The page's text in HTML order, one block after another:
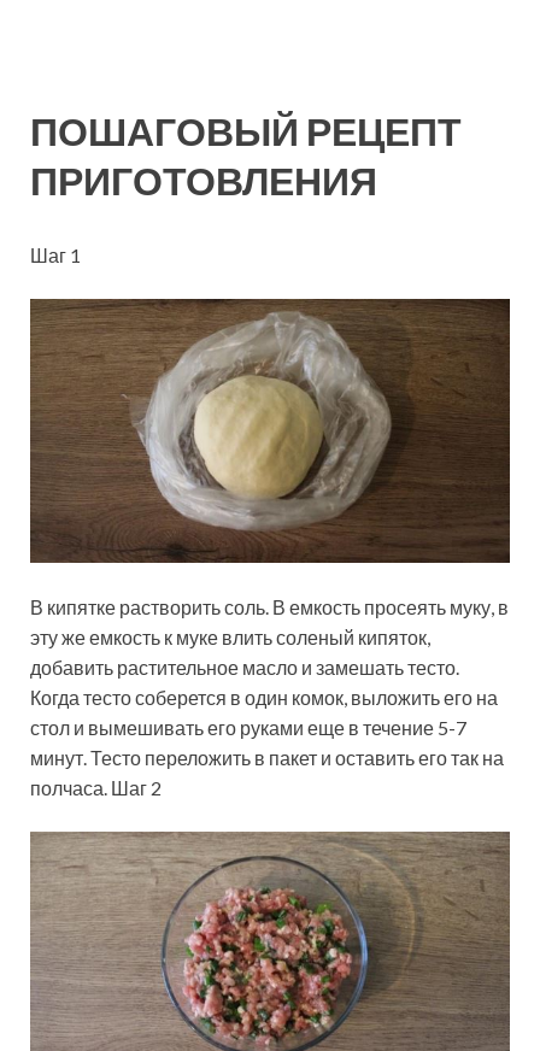
ПОШАГОВЫЙ РЕЦЕПТ
ПРИГОТОВЛЕНИЯ
Шаг 1
В кипятке растворить соль. В емкость просеять муку, в
эту же емкость к муке влить соленый кипяток,
добавить растительное масло и замешать тесто.
Когда тесто соберется в один комок, выложить его на
стол и вымешивать его руками еще в течение 5-7
минут. Тесто переложить в пакет и оставить его так на
полчаса. Шаг 2